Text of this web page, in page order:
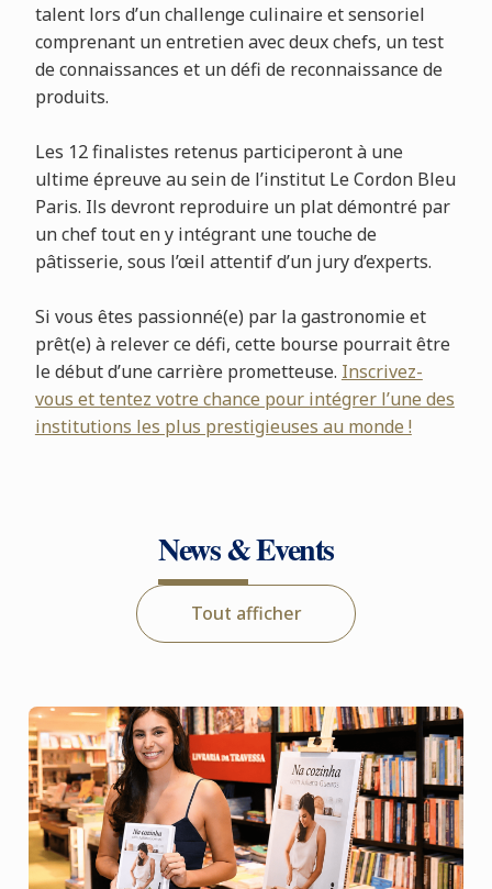
talent lors d’un challenge culinaire et sensoriel
comprenant un entretien avec deux chefs, un test
de connaissances et un défi de reconnaissance de
produits.
Les 12 finalistes retenus participeront à une
ultime épreuve au sein de l’institut Le Cordon Bleu
Paris. Ils devront reproduire un plat démontré par
un chef tout en y intégrant une touche de
pâtisserie, sous l’œil attentif d’un jury d’experts.
Si vous êtes passionné(e) par la gastronomie et
prêt(e) à relever ce défi, cette bourse pourrait être
le début d’une carrière prometteuse. Inscrivez-
vous et tentez votre chance pour intégrer l’une des
institutions les plus prestigieuses au monde !
News & Events
Tout afficher